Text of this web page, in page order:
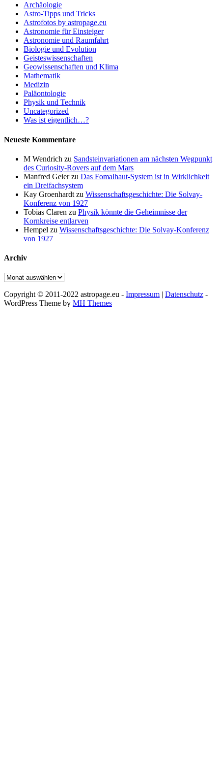
Archäologie
Astro-Tipps und Tricks
Astrofotos by astropage.eu
Astronomie für Einsteiger
Astronomie und Raumfahrt
Biologie und Evolution
Geisteswissenschaften
Geowissenschaften und Klima
Mathematik
Medizin
Paläontologie
Physik und Technik
Uncategorized
Was ist eigentlich…?
Neueste Kommentare
M Wendrich zu Sandsteinvariationen am nächsten Wegpunkt
des Curiosity-Rovers auf dem Mars
Manfred Geierzu Das Fomalhaut-System ist in Wirklichkeit
ein Dreifachsystem
Kay Groenhardt zu Wissenschaftsgeschichte: Die Solvay-
Konferenz von 1927
Tobias Claren zu Physik könnte die Geheimnisse der
Kornkreise entlarven
Hempel zu Wissenschaftsgeschichte: Die Solvay-Konferenz
von 1927
Archiv
Archiv
Copyright © 2011-2022 astropage.eu - Impressum | Datenschutz -
WordPress Theme by MH Themes